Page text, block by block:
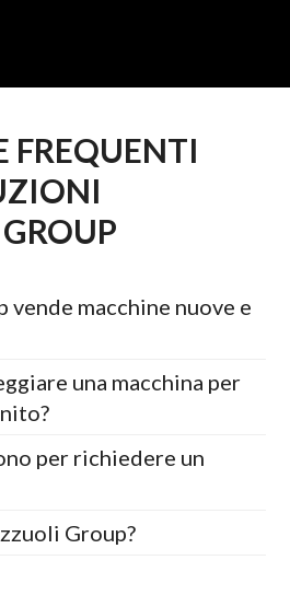
FREQUENTI
vende macchine nuove e
una macchina per
per richiedere un
Group?